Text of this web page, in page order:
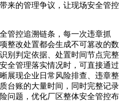
来的管理争议，让现场安全管控
管控追溯链条，每一次违章抓
整改处置都会生成不可篡改的数
别判定依据、处置时间节点完整
全管理落实情况时，可直接通过
展现企业日常风险排查、违章整
台账的大量时间，同时完整记录
问题，优化厂区整体安全管控布